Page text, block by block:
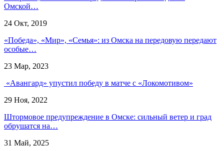
Омской…
24 Окт, 2019
«Победа», «Мир», «Семья»: из Омска на передовую передают
особые…
23 Мар, 2023
«Авангард» упустил победу в матче с «Локомотивом»
29 Ноя, 2022
Штормовое предупреждение в Омске: сильный ветер и град
обрушатся на…
31 Май, 2025